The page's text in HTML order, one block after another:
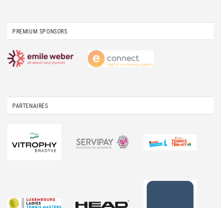
PREMIUM SPONSORS
PARTENAIRES